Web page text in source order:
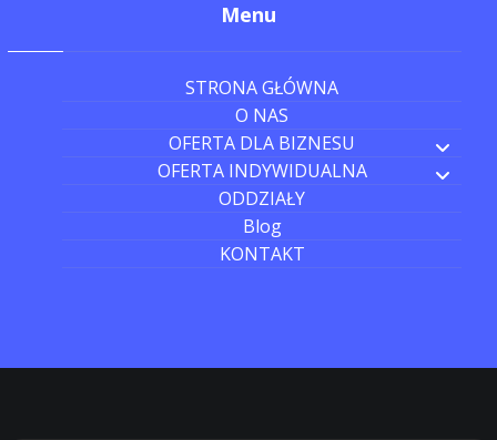
Menu
STRONA GŁÓWNA
O NAS
OFERTA DLA BIZNESU
OFERTA INDYWIDUALNA
ODDZIAŁY
Blog
KONTAKT